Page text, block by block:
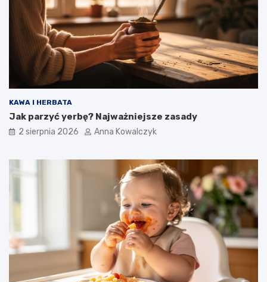
KAWA I HERBATA
Jak parzyć yerbę? Najważniejsze zasady
2 sierpnia 2026 Anna Kowalczyk